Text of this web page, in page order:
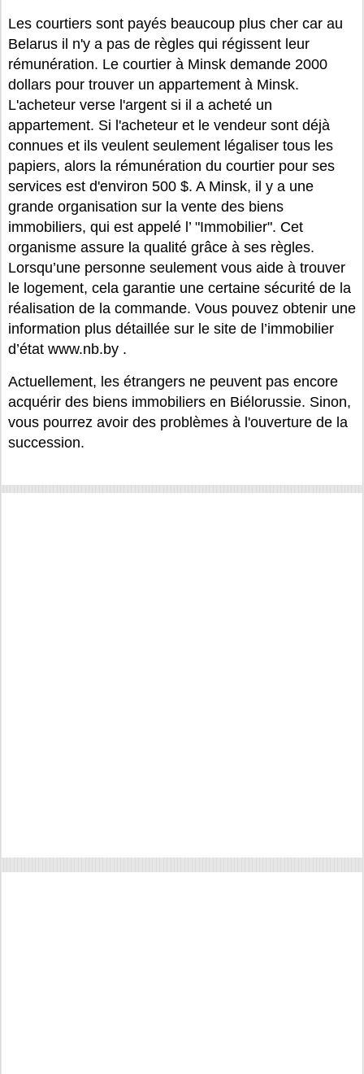
Les courtiers sont payés beaucoup plus cher car au
Belarus il n'y a pas de règles qui régissent leur
rémunération. Le courtier à Minsk demande 2000
dollars pour trouver un appartement à Minsk.
L'acheteur verse l'argent si il a acheté un
appartement. Si l'acheteur et le vendeur sont déjà
connues et ils veulent seulement légaliser tous les
papiers, alors la rémunération du courtier pour ses
services est d'environ 500 $. A Minsk, il y a une
grande organisation sur la vente des biens
immobiliers, qui est appelé l’ "Immobilier". Cet
organisme assure la qualité grâce à ses règles.
Lorsqu’une personne seulement vous aide à trouver
le logement, cela garantie une certaine sécurité de la
réalisation de la commande. Vous pouvez obtenir une
information plus détaillée sur le site de l’immobilier
d’état www.nb.by .
Actuellement, les étrangers ne peuvent pas encore
acquérir des biens immobiliers en Biélorussie. Sinon,
vous pourrez avoir des problèmes à l'ouverture de la
succession.